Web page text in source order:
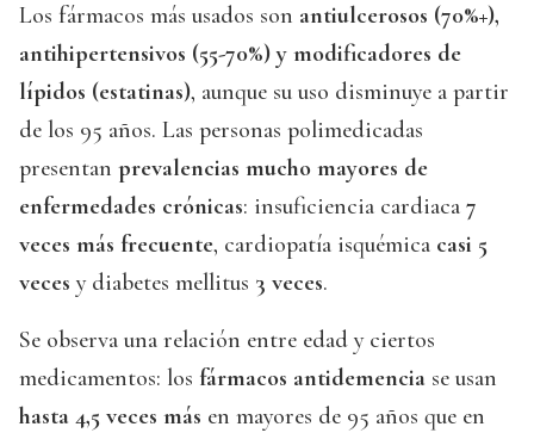
Los fármacos más usados son antiulcerosos (70%+),
antihipertensivos (55-70%) y modificadores de
lípidos (estatinas), aunque su uso disminuye a partir
de los 95 años. Las personas polimedicadas
presentan prevalencias mucho mayores de
enfermedades crónicas: insuficiencia cardiaca 7
veces más frecuente, cardiopatía isquémica casi 5
veces y diabetes mellitus 3 veces.
Se observa una relación entre edad y ciertos
medicamentos: los fármacos antidemencia se usan
hasta 4,5 veces más en mayores de 95 años que en